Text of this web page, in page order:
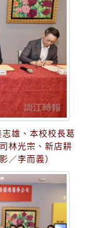
志雄、本校校長葛
林光宗、新店耕
／李而義）